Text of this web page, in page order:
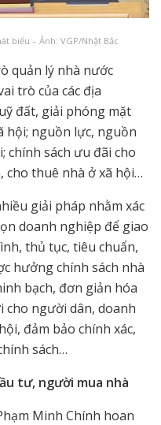
biểu – Ảnh: VGP/Nhật Bắc
quản lý nhà nước
trò của các địa
đất, giải phóng mặt
hội; nguồn lực, nguồn
chính sách ưu đãi cho
cho thuê nhà ở xã hội…
giải pháp nhằm xác
doanh nghiệp để giao
thủ tục, tiêu chuẩn,
hưởng chính sách nhà
bạch, đơn giản hóa
người dân, doanh
đảm bảo chính xác,
sách…
tư, người mua nhà
Minh Chính hoan